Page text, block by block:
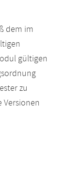
dem im
gültigen
zu
Versionen